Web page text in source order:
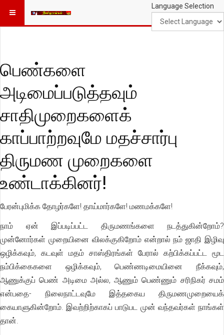
Language Selection
பெண்களை
அடிமைப்படுத்தவும்
சாதிமுறைகளைக்
காப்பாற்றவுமே மதச்சார்பு
திருமண முறைகளை
உண்டாக்கினர்!
பேரன்புமிக்க தோழர்களே! தாய்மார்களே! மணமக்களே!
நாம் ஏன் இப்படிப்பட்ட திருமணங்களை நடத்துகின்றோம்?
முன்னோர்கள் முறையினை விலக்குகிறோம் என்றால் நம் ஜாதி இழிவு
ஒழிக்கவும், கடவுள் மதம் சாஸ்திரங்கள் பேரால் கற்பிக்கப்பட்ட மூட
நம்பிக்கைகளை ஒழிக்கவும், பெண்ணடிமையினை நீக்கவும்,
ஆணுக்குப் பெண் அடிமை அல்ல, ஆணும் பெண்ணும் சரிநிகர் சமம்
என்பதை- நிலைநாட்டவுமே இத்தகைய திருமணமுறையைக்
கையாளுகின்றோம். இவற்றிற்காகப் பாடுபட முன் வந்தவர்கள் நாங்கள்
தான்.